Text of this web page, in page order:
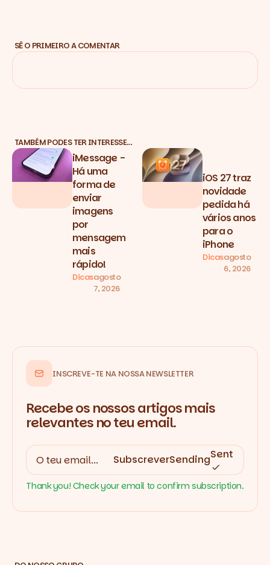
SÊ O PRIMEIRO A COMENTAR
TAMBÉM PODES TER INTERESSE…
iMessage -
Há uma
forma de
enviar
imagens
por
mensagem
mais
rápido!
Dicasagosto
7, 2026
iOS 27 traz
novidade
pedida há
vários anos
para o
iPhone
Dicasagosto
6, 2026
INSCREVE-TE NA NOSSA NEWSLETTER
Recebe os nossos artigos mais
relevantes no teu email.
SubscreverSendingSent
Thank you! Check your email to confirm subscription.